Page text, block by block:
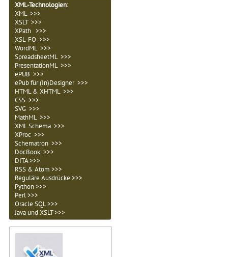
XML-Technologien:
XML >>>
XSLT >>>
XPath >>>
XSL-FO >>>
WordML >>>
SpreadsheetML >>>
PresentationML >>>
ePUB >>>
ePub für (In)Designer >>>
HTML & XHTML >>>
CSS >>>
SVG >>>
MathML >>>
XML Schema >>>
XProc >>>
Schematron >>>
DocBook >>>
DITA >>>
RSS & Atom >>>
Reguläre Ausdrücke >>>
Python >>>
Perl >>>
Oracle SQL >>>
Java und XSLT >>>